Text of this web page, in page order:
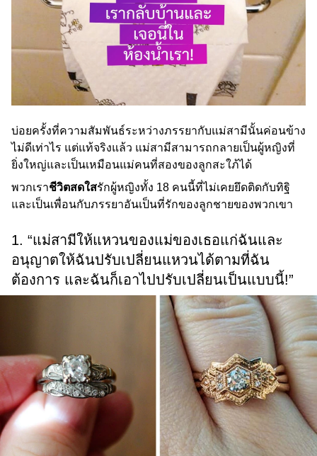
บ่อยครั้งที่ความสัมพันธ์ระหว่างภรรยากับแม่สามีนั้นค่อนข้าง
ไม่ดีเท่าไร แต่แท้จริงแล้ว แม่สามีสามารถกลายเป็นผู้หญิงที่
ยิ่งใหญ่และเป็นเหมือนแม่คนที่สองของลูกสะใภ้ได้
พวกเราชีวิตสดใสรักผู้หญิงทั้ง 18 คนนี้ที่ไม่เคยยึดติดกับทิฐิ
และเป็นเพื่อนกับภรรยาอันเป็นที่รักของลูกชายของพวกเขา
1. “แม่สามีให้แหวนของแม่ของเธอแก่ฉันและ
อนุญาตให้ฉันปรับเปลี่ยนแหวนได้ตามที่ฉัน
ต้องการ และฉันก็เอาไปปรับเปลี่ยนเป็นแบบนี้!”